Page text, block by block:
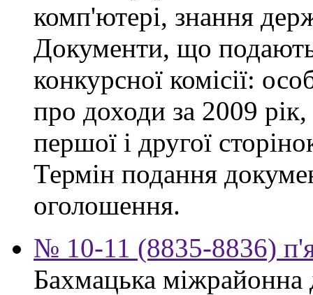
комп'ютері, знання
Документи, що
конкурсної комісії:
про доходи за 2009 рік,
першої і другої
Термін подання
оголошення.
№ 10-11 (8835-8836)
Бахмацька міжрайонна